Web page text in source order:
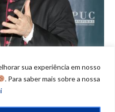
sua experiência em nosso
. Para saber mais sobre a nossa